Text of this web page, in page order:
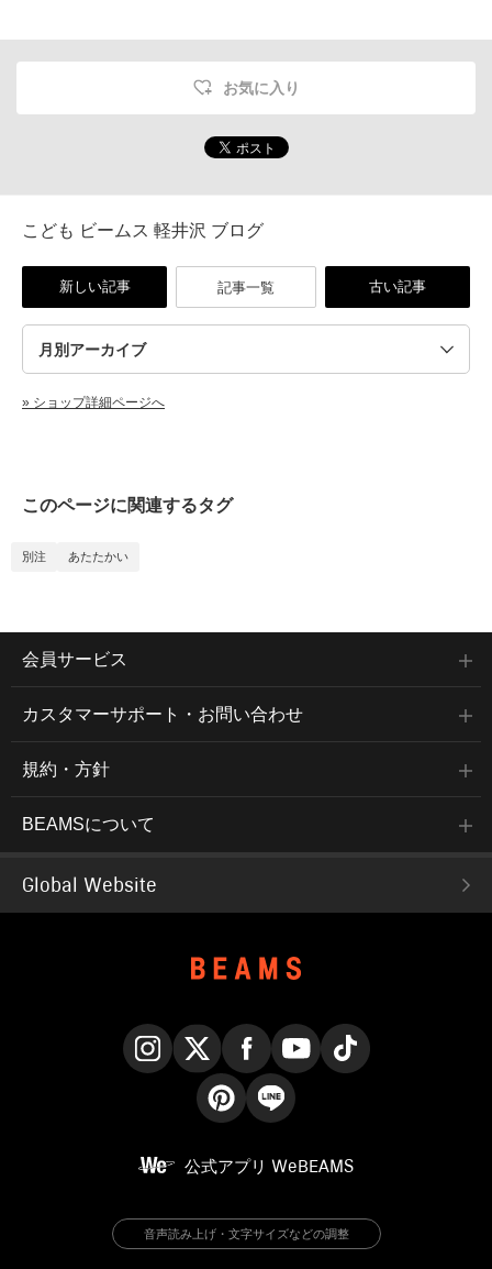
お気に入り
こども ビームス 軽井沢 ブログ
新しい記事 記事一覧 古い記事
» ショップ詳細ページへ
このページに関連するタグ
別注 あたたかい
会員サービス
カスタマーサポート・お問い合わせ
規約・方針
BEAMSについて
Global Website
公式アプリ WeBEAMS
音声読み上げ・文字サイズなどの調整